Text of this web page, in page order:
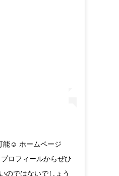
能☺ ホームページ
ロフィールからぜひ
のではないでしょう